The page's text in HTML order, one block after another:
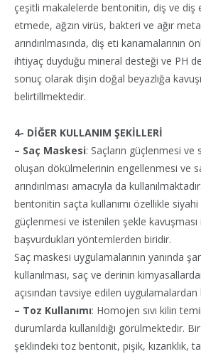
çeşitli makalelerde bentonitin, diş ve diş
etmede, ağzın virüs, bakteri ve ağır
arındırılmasında, diş eti kanamalarının
ihtiyaç duyduğu mineral desteği ve PH
sonuç olarak dişin doğal beyazlığa
belirtillmektedir.
4- DİĞER KULLANIM ŞEKİLLERİ
– Saç Maskesi: Saçların güçlenmesi ve
oluşan dökülmelerinin engellenmesi ve
arındırılması amacıyla da
bentonitin saçta kullanımı özellikle siyahi
güçlenmesi ve istenilen şekle kavuşması
başvurdukları yöntemlerden biridir.
Saç maskesi uygulamalarının yanında
kullanılması, saç ve derinin
açısından tavsiye edilen uygulamalardan
– Toz Kullanımı: Homojen sıvı kilin
durumlarda kullanıldığı görülmektedir.
şeklindeki toz bentonit, pişik, kızarıklık,